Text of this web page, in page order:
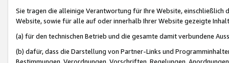
Sie tragen die alleinige Verantwortung für Ihre Website,
Website, sowie für alle auf oder innerhalb Ihrer Website gezeigte
(a) für den technischen Betrieb und die gesamte damit verbundene
(b) dafür, dass die Darstellung von Partner-Links und
Bestimmungen, Verordnungen, Vorschriften, Regelungen,